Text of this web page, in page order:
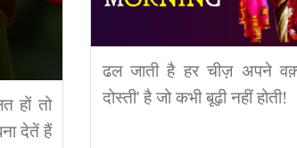
हों तो
देतें हैं
ढल जाती है हर चीज़ अपने
दोस्ती' है जो कभी बूढ़ी नहीं होती!